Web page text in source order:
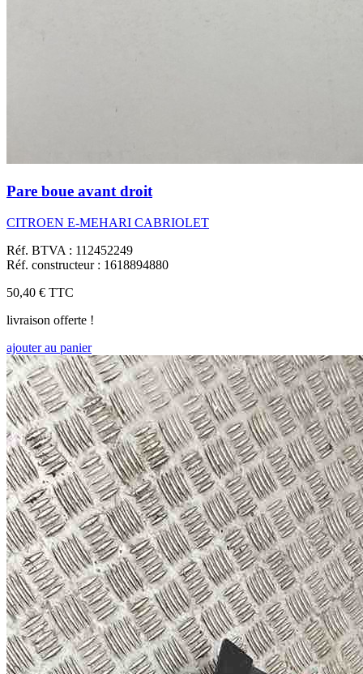
Pare boue avant droit
CITROEN E-MEHARI CABRIOLET
Réf. BTVA : 112452249
Réf. constructeur : 1618894880
50,40 € TTC
livraison offerte !
ajouter au panier